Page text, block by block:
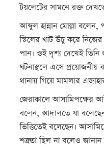
টয়লেটের সামনে রক্ত
আব্দুল হান্নান মোল্লা
স্টিলের খাট উঁচু করে নিজের
পান। ওই দৃশ্য দেখেই তিনি
ঘটনাস্থলে এসে প্রয়োজনীয়
থানায় গিয়ে মামলার
জেরাকালে আসামিপক্ষের
বলেন, আদালতে যা
ভিত্তিতেই বলেছেন।
শত্রুতা ছিল না বলেও জানান